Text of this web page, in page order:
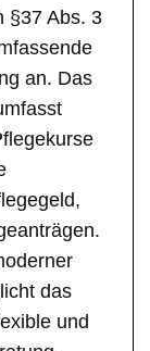
§37 Abs. 3
an. Das
das
und